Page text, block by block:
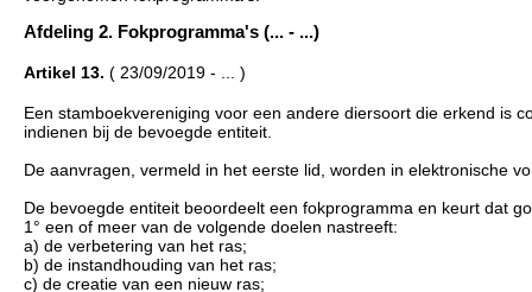
Afdeling 2. Fokprogramma's (... - ...)
Artikel 13. ( 23/09/2019 - ... )
Een stamboekvereniging voor een andere diersoort die erkend is
indienen bij de bevoegde entiteit.
De aanvragen, vermeld in het eerste lid, worden in elektronische
De bevoegde entiteit beoordeelt een fokprogramma en keurt dat
1° een of meer van de volgende doelen nastreeft:
a) de verbetering van het ras;
b) de instandhouding van het ras;
c) de creatie van een nieuw ras;